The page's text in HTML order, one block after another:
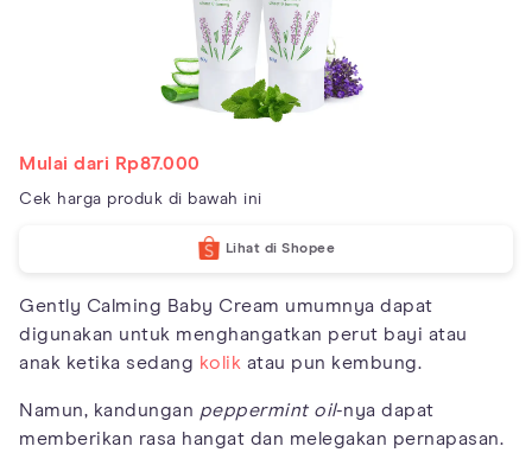
Mulai dari Rp87.000
Cek harga produk di bawah ini
Lihat di Shopee
Gently Calming Baby Cream umumnya dapat
digunakan untuk menghangatkan perut bayi atau
anak ketika sedang kolik atau pun kembung.
Namun, kandungan peppermint oil-nya dapat
memberikan rasa hangat dan melegakan pernapasan.